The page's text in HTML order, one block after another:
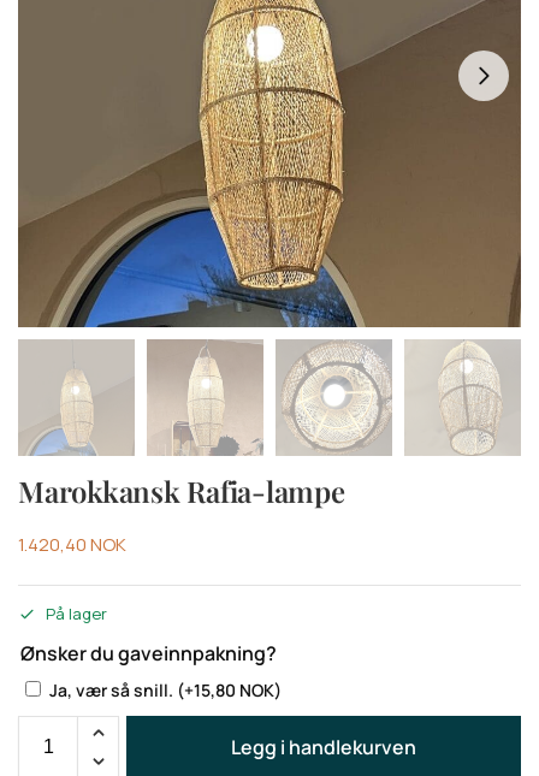
Marokkansk Rafia-lampe
1.420,40NOK
På lager
Ønsker du gaveinnpakning?
Ja, vær så snill. (+15,80 NOK)
Legg i handlekurven